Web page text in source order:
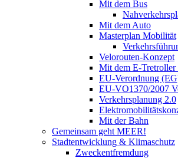
Mit dem Bus
Mit dem Auto
Masterplan Mobilität
Velorouten-Konzept
Mit dem E-Tretroller
EU-Verordnung
EU-VO1370/2007
Verkehrsplanung 2.0
Mit der Bahn
Gemeinsam geht MEER!
Stadtentwicklung & Klimaschutz
Zweckentfremdung